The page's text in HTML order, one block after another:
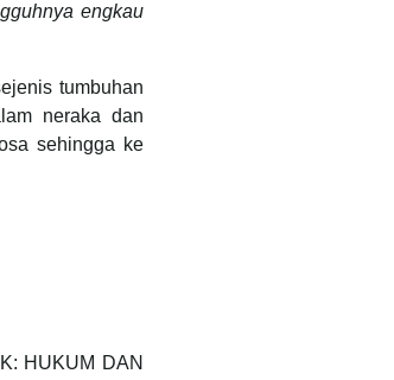
engkau
tumbuhan
neraka dan
sehingga ke
HUKUM DAN